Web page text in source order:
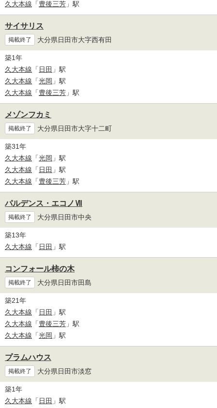
久大本線 「豊後三芳 」駅
サイサリス
掲載終了 大分県日田市大字西有田
築1年
久大本線 「 日田 」駅
久大本線 「光岡 」駅
久大本線 「豊後三芳 」駅
メゾンフカミ
掲載終了 大分県日田市大字十二町
築31年
久大本線 「光岡 」駅
久大本線 「 日田 」駅
久大本線 「豊後三芳 」駅
パルデンス・エコノⅦ
掲載終了 大分県日田市中央
築13年
久大本線 「 日田 」駅
コンフォール柿の木
掲載終了 大分県日田市田島
築21年
久大本線 「 日田 」駅
久大本線 「豊後三芳 」駅
久大本線 「光岡 」駅
プラムハウス
掲載終了 大分県日田市淡窓
築1年
久大本線 「 日田 」駅